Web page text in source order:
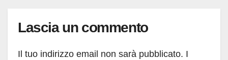
Lascia un commento
Il tuo indirizzo email non sarà pubblicato. I